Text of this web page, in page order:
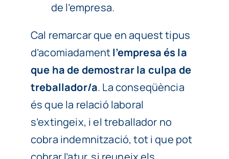
de l’empresa.
Cal remarcar que en aquest tipus
d’acomiadamentl’empresa és la
que ha de demostrar la culpa de
treballador/a. La conseqüència
és que la relació laboral
s’extingeix, i el treballador no
cobra indemnització, tot i que pot